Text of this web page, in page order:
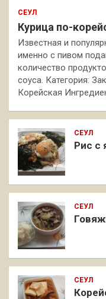
СЕУЛ
Курица по-
Известная и
именно с пивом
количество
соуса. Категория:
Корейская
СЕУЛ
Рис с
СЕУЛ
СЕУЛ